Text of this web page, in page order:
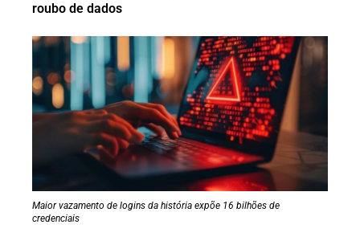
roubo de dados
Maior vazamento de logins da história expõe 16 bilhões de
credenciais